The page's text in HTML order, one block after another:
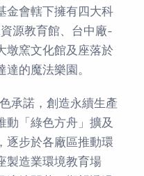
金會轄下擁有四大科
源教育館、台中廠-
墩窯文化館及座落於
達的魔法樂園。
承諾，創造永續生產
動「綠色方舟」擴及
逐步於各廠區推動環
製造業環境教育場